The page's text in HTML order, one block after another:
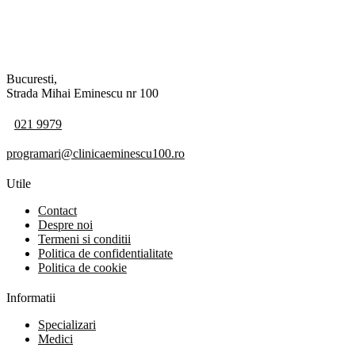
Bucuresti,
Strada Mihai Eminescu nr 100
021 9979
programari@clinicaeminescu100.ro
Utile
Contact
Despre noi
Termeni si conditii
Politica de confidentialitate
Politica de cookie
Informatii
Specializari
Medici